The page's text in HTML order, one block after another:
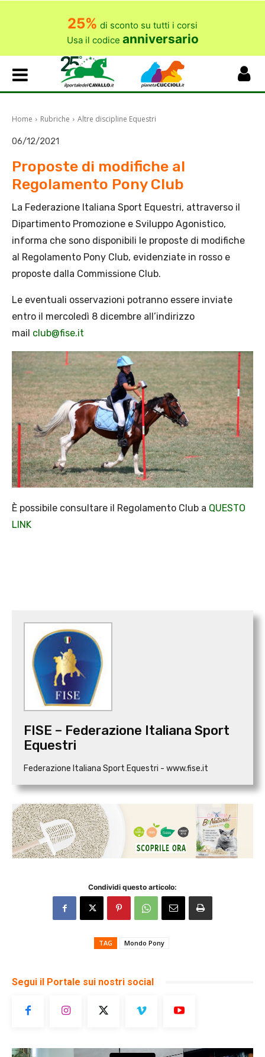
25% di sconto su tutti i corsi
Usa il codice anniversario
Home Rubriche Altre discipline Equestri
06/12/2021
Proposte di modifiche al
Regolamento Pony Club
La Federazione Italiana Sport Equestri, attraverso il
Dipartimento Promozione e Sviluppo Agonistico,
informa che sono disponibili le proposte di modifiche
al Regolamento Pony Club, evidenziate in rosso e
proposte dalla Commissione Club.
Le eventuali osservazioni potranno essere inviate
entro il mercoledì 8 dicembre all’indirizzo
mail club@fise.it
È possibile consultare il Regolamento Club a QUESTO
LINK
FISE – Federazione Italiana Sport
Equestri
Federazione Italiana Sport Equestri - www.fise.it
Condividi questo articolo:
TAG Mondo Pony
Segui il Portale sui nostri social